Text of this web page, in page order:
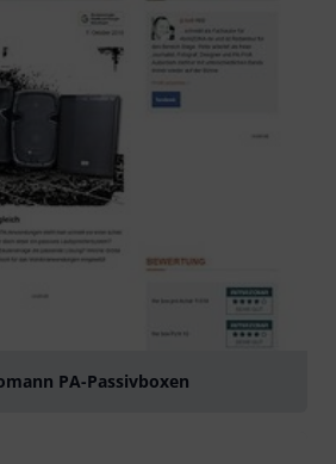
PA-Passivboxen